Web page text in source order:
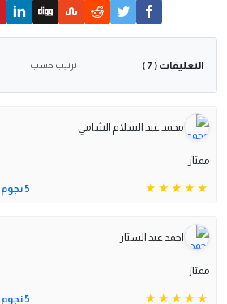
التعليقات ( 7 ) ترتيب حسب
محمد عبد السلام الشامي
ممتاز
5 نجوم
احمد عبد الستار
ممتاز
5 نجوم